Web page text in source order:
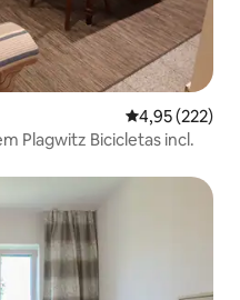
4,95 de uma
4,95 (222)
Apartamento aconchegante em Plagwitz Bicicletas incl.